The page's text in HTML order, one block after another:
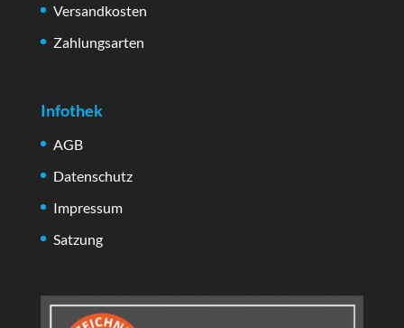
Versandkosten
Zahlungsarten
Infothek
AGB
Datenschutz
Impressum
Satzung